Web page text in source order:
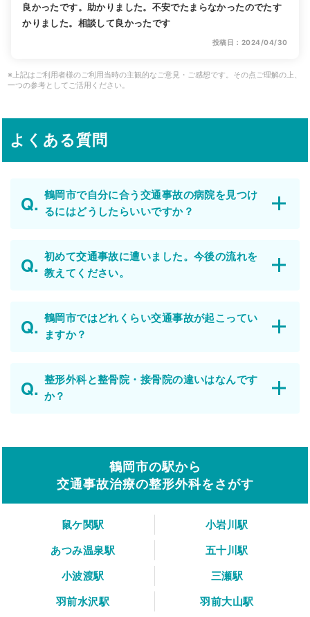
良かったです。助かりました。不安でたまらなかったのでたす
かりました。相談して良かったです
投稿日：2024/04/30
※上記はご利用者様のご利用当時の主観的なご意見・ご感想です。その点ご理解の上、
一つの参考としてご活用ください。
よくある質問
鶴岡市で自分に合う交通事故の病院を見つけ
るにはどうしたらいいですか？
初めて交通事故に遭いました。今後の流れを
教えてください。
鶴岡市ではどれくらい交通事故が起こってい
ますか？
整形外科と整骨院・接骨院の違いはなんです
か？
鶴岡市の駅から
交通事故治療の整形外科をさがす
鼠ケ関駅
小岩川駅
あつみ温泉駅
五十川駅
小波渡駅
三瀬駅
羽前水沢駅
羽前大山駅